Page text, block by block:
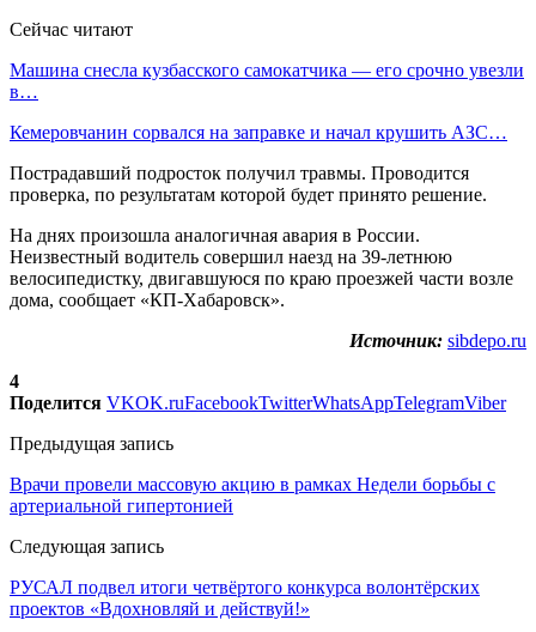
Сейчас читают
Машина снесла кузбасского самокатчика — его срочно увезли
в…
Кемеровчанин сорвался на заправке и начал крушить АЗС…
Пострадавший подросток получил травмы. Проводится
проверка, по результатам которой будет принято решение.
На днях произошла аналогичная авария в России.
Неизвестный водитель совершил наезд на 39-летнюю
велосипедистку, двигавшуюся по краю проезжей части возле
дома, сообщает «КП-Хабаровск».
Источник: sibdepo.ru
4
Поделится VKOK.ruFacebookTwitterWhatsAppTelegramViber
Предыдущая запись
Врачи провели массовую акцию в рамках Недели борьбы с
артериальной гипертонией
Следующая запись
РУСАЛ подвел итоги четвёртого конкурса волонтёрских
проектов «Вдохновляй и действуй!»